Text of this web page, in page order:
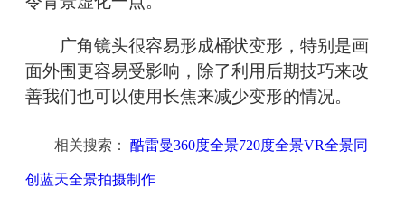
广角镜头很容易形成桶状变形，特别是画
面外围更容易受影响，除了利用后期技巧来改
善我们也可以使用长焦来减少变形的情况。
相关搜索： 酷雷曼360度全景720度全景VR全景同
创蓝天全景拍摄制作